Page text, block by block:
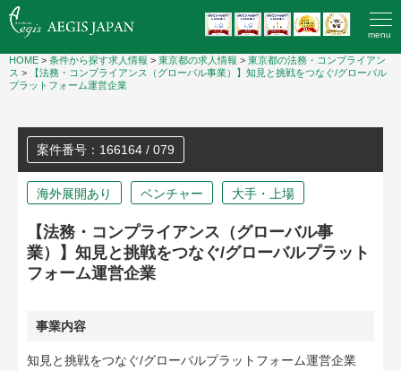
menu
HOME > 条件から探す求人情報 > 東京都の求人情報 > 東京都の法務・コンプライアン
ス >
【法務・コンプライアンス（グローバル事業）】知見と挑戦をつなぐ/グローバル
プラットフォーム運営企業
案件番号：166164 / 079
海外展開あり ベンチャー 大手・上場
【法務・コンプライアンス（グローバル事
業）】知見と挑戦をつなぐ/グローバルプラット
フォーム運営企業
事業内容
知見と挑戦をつなぐ/グローバルプラットフォーム運営企業